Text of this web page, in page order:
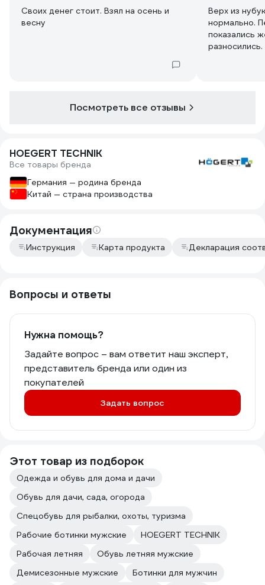
Своих денег стоит. Взял на осень и
весну
Верх из
нормально.
показались
Посмотреть все отзывы
HOEGERT TECHNIK
Все товары бренда
Германия — родина бренда
Китай — страна производства
Документация
Инструкция Карта продукта Декларация
Вопросы и ответы
Нужна помощь?
Задайте вопрос – вам ответит наш эксперт,
представитель бренда или один из
покупателей
Задать вопрос
Этот товар из подборок
Одежда и обувь для дома и дачи
Обувь для дачи, сада, огорода
Спецобувь для рыбалки, охоты, туризма
Рабочие ботинки мужские
HOEGERT TECHNIK
Рабочая летняя
Обувь летняя мужские
Демисезонные мужские
Ботинки для мужчин